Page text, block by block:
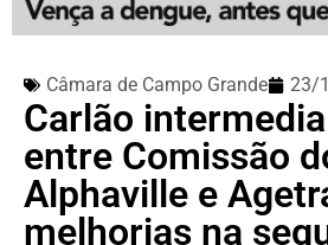
Câmara de Campo Grande 23/
Carlão
entre Comissão
Alphaville e
melhorias na